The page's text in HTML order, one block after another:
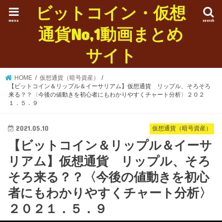
ビットコイン・仮想
通貨No,1動画まとめ
サイト
search
menu
HOME
仮想通貨（暗号資産）
【ビットコイン＆リップル＆イーサリアム】仮想通貨 リップル、そろそろ
来る？？〈今後の値動きを初心者にもわかりやすくチャート分析〉２０２
１．５．９
仮想通貨（暗号資産）
2021.05.10
【ビットコイン＆リップル＆イーサ
リアム】仮想通貨 リップル、そろ
そろ来る？？〈今後の値動きを初心
者にもわかりやすくチャート分析〉
２０２１．５．９